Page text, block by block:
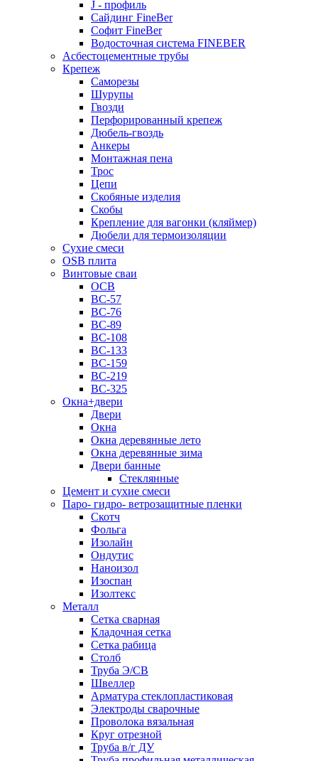
J - профиль
Сайдинг FineBer
Софит FineBer
Водосточная система FINEBER
Асбестоцементные трубы
Крепеж
Саморезы
Шурупы
Гвозди
Перфорированный крепеж
Дюбель-гвоздь
Анкеры
Монтажная пена
Трос
Цепи
Скобяные изделия
Скобы
Крепление для вагонки (кляймер)
Дюбели для термоизоляции
Сухие смеси
OSB плита
Винтовые сваи
ОСВ
ВС-57
ВС-76
ВС-89
ВС-108
ВС-133
ВС-159
ВС-219
ВС-325
Окна+двери
Двери
Окна
Окна деревянные лето
Окна деревянные зима
Двери банные
Стеклянные
Цемент и сухие смеси
Паро- гидро- ветрозащитные пленки
Скотч
Фольга
Изолайн
Ондутис
Наноизол
Изоспан
Изолтекс
Металл
Сетка сварная
Кладочная сетка
Сетка рабица
Столб
Труба Э/СВ
Швеллер
Арматура стеклопластиковая
Электроды сварочные
Проволока вязальная
Круг отрезной
Труба в/г ДУ